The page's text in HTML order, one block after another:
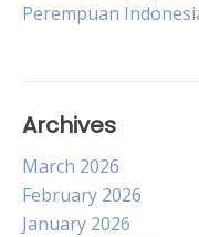
Perempuan
Archives
March 2026
February 2026
January 2026